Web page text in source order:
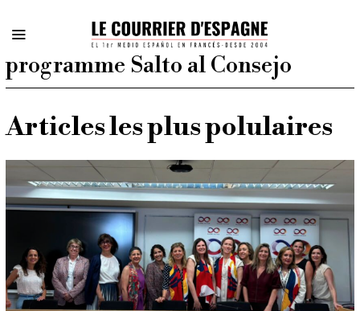
programme Salto al Consejo
Articles les plus polulaires